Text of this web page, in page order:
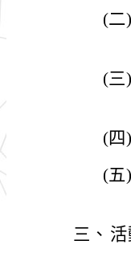
(二)
(三)
(四)
(五)
三、